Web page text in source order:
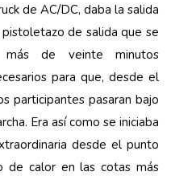
de AC/DC, daba la salida
de salida que se
de veinte minutos
para que, desde el
participantes pasaran bajo
Era así como se iniciaba
desde el punto
de calor en las cotas más